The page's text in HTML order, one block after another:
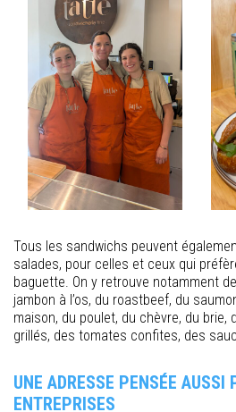
Tous les sandwichs peuvent
salades, pour celles et ceux qui
baguette. On y retrouve notamment
jambon à l’os, du roastbeef, du
maison, du poulet, du chèvre, du brie,
grillés, des tomates confites, des
UNE ADRESSE PENSÉE AUSSI
ENTREPRISES